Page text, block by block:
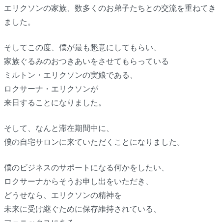
エリクソンの家族、数多くのお弟子たちとの交流を重ねてき
ました。
そしてこの度、僕が最も懇意にしてもらい、
家族ぐるみのおつきあいをさせてもらっている
ミルトン・エリクソンの実娘である、
ロクサーナ・エリクソンが
来日することになりました。
そして、なんと滞在期間中に、
僕の自宅サロンに来ていただくことになりました。
僕のビジネスのサポートになる何かをしたい、
ロクサーナからそうお申し出をいただき、
どうせなら、エリクソンの精神を
未来に受け継ぐために保存維持されている、